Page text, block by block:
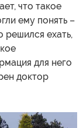
что такое
ему понять –
решился ехать,
для него
доктор